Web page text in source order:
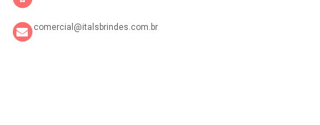
comercial@italsbrindes.com.br